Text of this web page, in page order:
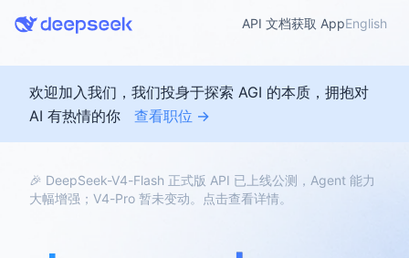
欢迎加入我们，我们投身于探索 AGI 的本质，拥抱对
AI 有热情的你
查看职位 →
🎉 DeepSeek-V4-Flash 正式版 API 已上线公测，Agent 能力
大幅增强；V4-Pro 暂未变动。点击查看详情。
API 文档获取 AppEnglish